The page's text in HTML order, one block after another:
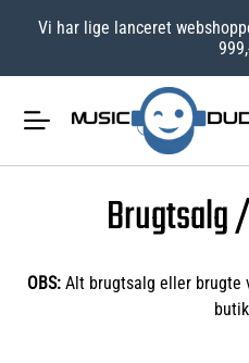
Vi har lige lanceret
Brugtsalg
OBS: Alt brugtsalg eller brugte